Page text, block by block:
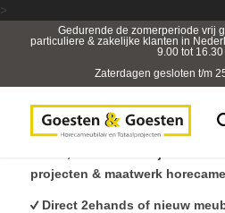
>
Gedurende de zomerperiode vrij
particuliere & zakelijke klanten in
9.00 tot
Zaterdagen gesloten t/m
projecten & maatwerk
Direct 2ehands of nieuw